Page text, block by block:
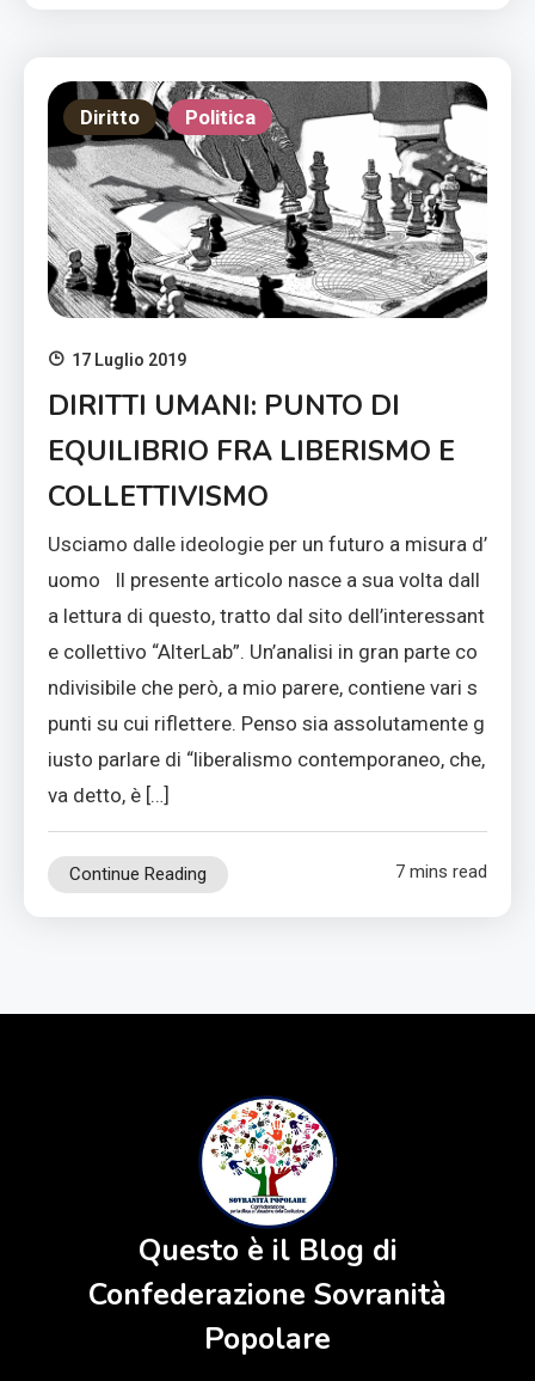
Diritto Politica
17 Luglio 2019
DIRITTI UMANI: PUNTO DI
EQUILIBRIO FRA LIBERISMO E
COLLETTIVISMO
Usciamo dalle ideologie per un futuro a misura d’
uomo Il presente articolo nasce a sua volta dall
a lettura di questo, tratto dal sito dell’interessant
e collettivo “AlterLab”. Un’analisi in gran parte co
ndivisibile che però, a mio parere, contiene vari s
punti su cui riflettere. Penso sia assolutamente g
iusto parlare di “liberalismo contemporaneo, che,
va detto, è […]
Continue Reading 7 mins read
Questo è il Blog di
Confederazione Sovranità
Popolare